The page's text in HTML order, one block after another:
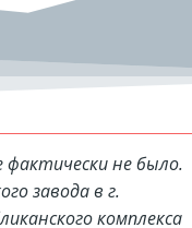
фактически не было.
завода в г.
комплекса